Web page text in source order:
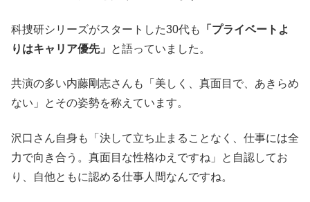
科捜研シリーズがスタートした30代も
「プライベートよ
りはキャリア優先」
と語っていました。
共演の多い内藤剛志さんも「美しく、真面目で、あきらめ
ない」とその姿勢を称えています。
沢口さん自身も「決して立ち止まることなく、仕事には全
力で向き合う。真面目な性格ゆえですね」と自認してお
り、自他ともに認める仕事人間なんですね。